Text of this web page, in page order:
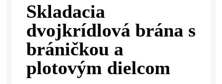
Skladacia
dvojkrídlová brána s
bráničkou a
plotovým dielcom